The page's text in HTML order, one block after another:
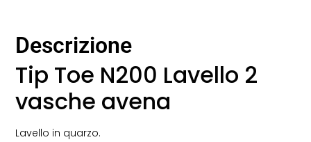
Descrizione
Tip Toe N200 Lavello 2
vasche avena
Lavello in quarzo.